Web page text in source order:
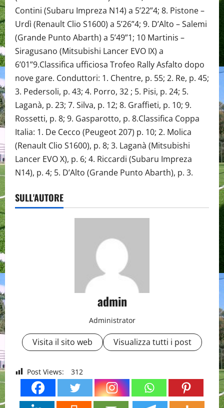
Contini (Subaru Impreza N14) a 5’22”4; 8. Pistone –
Urdì (Renault Clio S1600) a 5’26”4; 9. D’Alto – Salemi
(Grande Punto Abarth) a 5’49”1; 10 Martinis –
Siragusano (Mitsubishi Lancer EVO IX) a
6’01”9.Classifica ufficiosa Trofeo Rally Asfalto dopo
nove gare. Conduttori: 1. Chentre, p. 55; 2. Re, p. 45;
3. Pedersoli, p. 43; 4. Porro, 32 ; 5. Pisi, p. 24; 5.
Laganà, p. 23; 7. Silva, p. 12; 8. Graffieti, p. 10; 9.
Rossetti, p. 8; 9. Gasparotto, p. 8.Classifica Coppa
Italia: 1. De Cecco (Peugeot 207) p. 10; 2. Molica
(Renault Clio S1600), p. 8; 3. Laganà (Mitsubishi
Lancer EVO X), p. 6; 4. Riccardi (Subaru Impreza
N14), p. 4; 5. D’Alto (Grande Punto Abarth), p. 3.
SULL'AUTORE
admin
Administrator
Visita il sito web Visualizza tutti i post
Post Views: 312